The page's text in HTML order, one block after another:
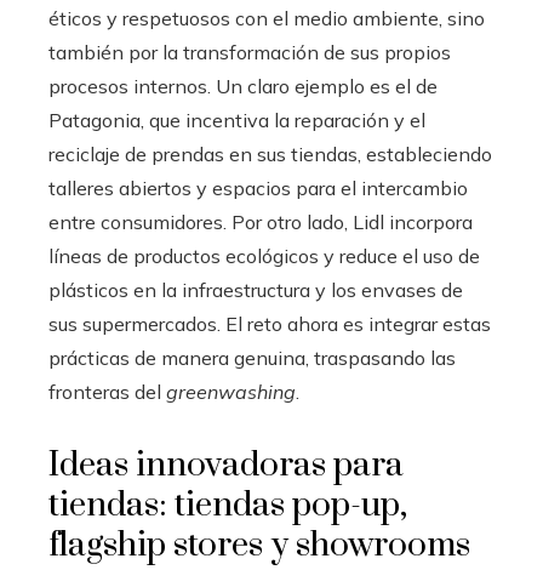
éticos y respetuosos con el medio ambiente, sino
también por la transformación de sus propios
procesos internos. Un claro ejemplo es el de
Patagonia, que incentiva la reparación y el
reciclaje de prendas en sus tiendas, estableciendo
talleres abiertos y espacios para el intercambio
entre consumidores. Por otro lado, Lidl incorpora
líneas de productos ecológicos y reduce el uso de
plásticos en la infraestructura y los envases de
sus supermercados. El reto ahora es integrar estas
prácticas de manera genuina, traspasando las
fronteras del greenwashing.
Ideas innovadoras para
tiendas: tiendas pop-up,
flagship stores y showrooms